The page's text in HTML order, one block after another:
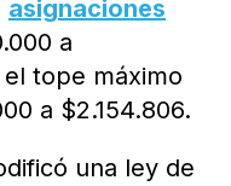
asignaciones
a
tope máximo
a $2.154.806.
una ley de